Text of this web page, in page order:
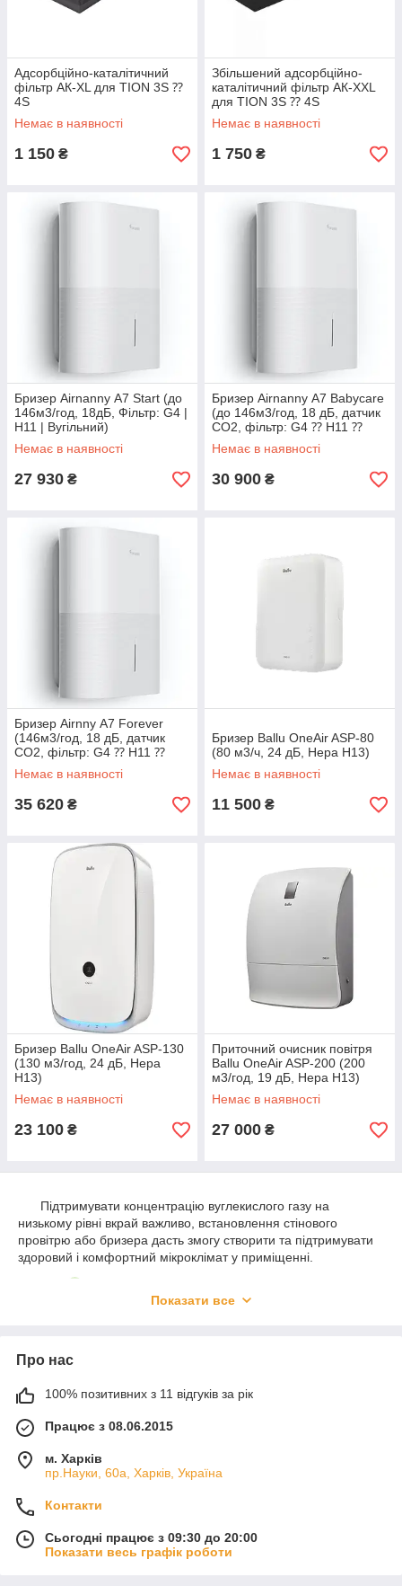
Адсорбційно-каталітичний
фільтр АК-XL для TION 3S ⁇
4S
Немає в наявності
1 150 ₴
Збільшений адсорбційно-
каталітичний фільтр АК-XXL
для TION 3S ⁇ 4S
Немає в наявності
1 750 ₴
Бризер Airnanny А7 Start (до
146м3/год, 18дБ, Фільтр: G4 |
H11 | Вугільний)
Немає в наявності
27 930 ₴
Бризер Airnanny А7 Babycare
(до 146м3/год, 18 дБ, датчик
CO2, фільтр: G4 ⁇ H11 ⁇
Вугільний)
Немає в наявності
30 900 ₴
Бризер Airnny А7 Forever
(146м3/год, 18 дБ, датчик
CO2, фільтр: G4 ⁇ H11 ⁇
Фотокаталітичний)
Немає в наявності
35 620 ₴
Бризер Ballu OneAir ASP-80
(80 м3/ч, 24 дБ, Hepa H13)
Немає в наявності
11 500 ₴
Бризер Ballu OneAir ASP-130
(130 м3/год, 24 дБ, Hepa
H13)
Немає в наявності
23 100 ₴
Приточний очисник повітря
Ballu OneAir ASP-200 (200
м3/год, 19 дБ, Hepa H13)
Немає в наявності
27 000 ₴
Підтримувати концентрацію вуглекислого газу на
низькому рівні вкрай важливо, встановлення стінового
провітрю або бризера дасть змогу створити та підтримувати
здоровий і комфортний мікроклімат у приміщенні.
Порівнюючи зі звичайним відкриванням, кватички або
вікна, бризери забезпечують:
систему фільтрації;
Шумозаглушення;
Показати все
Про нас
100% позитивних з 11 відгуків за рік
Працює з 08.06.2015
м. Харків
пр.Науки, 60а, Харків, Україна
Контакти
Сьогодні працює з 09:30 до 20:00
Показати весь графік роботи